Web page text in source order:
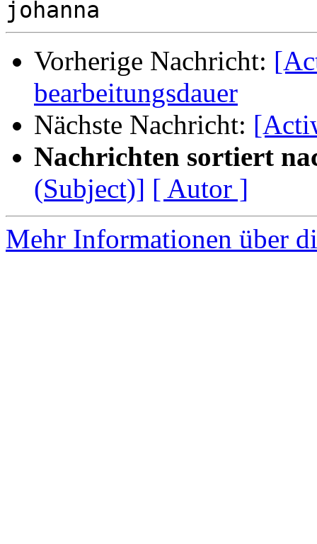
Vorherige Nachricht:
bearbeitungsdauer
Nächste Nachricht:
Nachrichten sortiert
(Subject)] [ Autor ]
Mehr Informationen über